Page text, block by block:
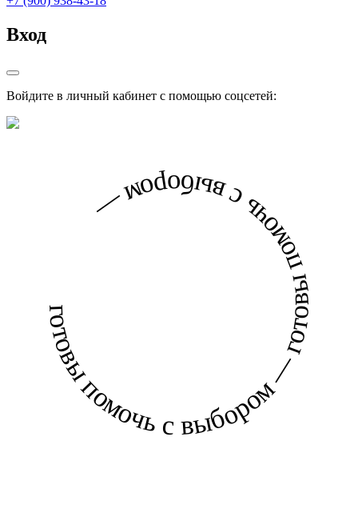
Вход
Войдите в личный кабинет с помощью соцсетей:
готовы помочь с выбором — готовы помочь с выбором —